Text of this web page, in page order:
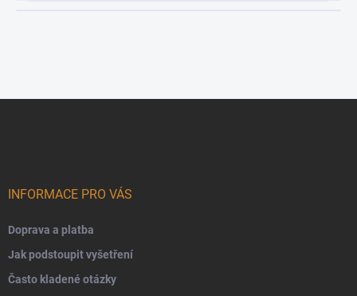
INFORMACE PRO VÁS
Doprava a platba
Jak podstoupit vyšetření
Často kladené otázky